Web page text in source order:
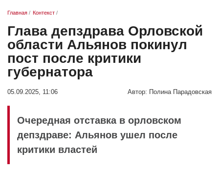
Главная / Контекст /
Глава депздрава Орловской
области Альянов покинул
пост после критики
губернатора
05.09.2025, 11:06 Автор: Полина Парадовская
Очередная отставка в орловском
депздраве: Альянов ушел после
критики властей